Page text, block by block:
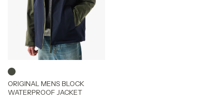
ORIGINAL MENS BLOCK
WATERPROOF JACKET